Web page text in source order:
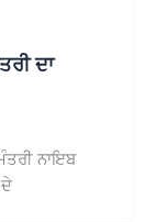
ਦਾ
ਨਾਇਬ